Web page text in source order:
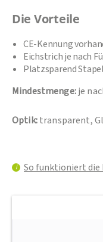
Die Vorteile
CE-Kennung
Eichstrich je nach
Platzsparend
Mindestmenge:je
Optik:transparent,
i So funktioniert